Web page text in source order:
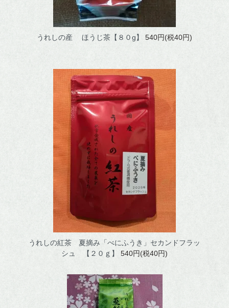
ご利用ガイド
茶畑風景
お問い合わせ
マイアカウント
うれしの産 ほうじ茶【８０g】 540円(税40円)
うれしの紅茶 夏摘み「べにふうき」セカンドフラッ
シュ 【２０ｇ】
540円(税40円)